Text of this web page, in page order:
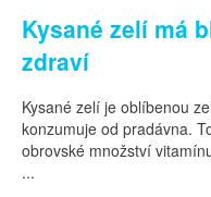
Kysané zelí má
zdraví
Kysané zelí je oblíbenou
konzumuje od pradávna.
obrovské množství
...